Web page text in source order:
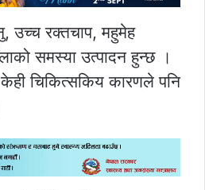
उच्च रक्तचाप, महुमेह
समस्या उत्पादन हुन्छ ।
चिकित्सकिय कारणले पनि